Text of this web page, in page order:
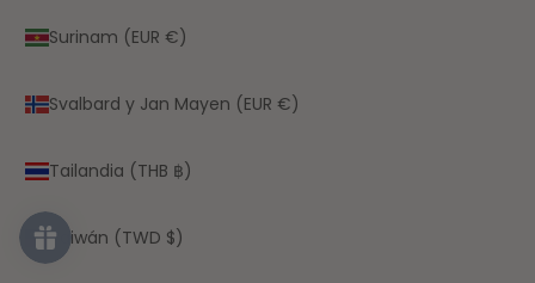
Surinam (EUR €)
Svalbard y Jan Mayen (EUR €)
Tailandia (THB ฿)
Taiwán (TWD $)